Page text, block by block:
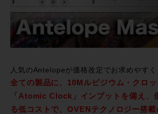
人気のAntelopeが価格改定でお求めやすく
全ての製品に、10Mルビジウム・クロッ
「Atomic Clock」インプットを備え、
る低コストで、OVENテクノロジー搭載